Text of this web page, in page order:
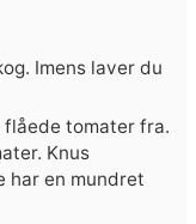
Imens laver du
flåede tomater fra.
Knus
har en mundret